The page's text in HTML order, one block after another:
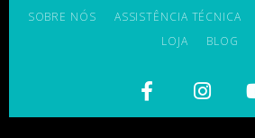
SOBRE NÓS ASSISTÊNCIA TÉCNICA
LOJA
BLOG